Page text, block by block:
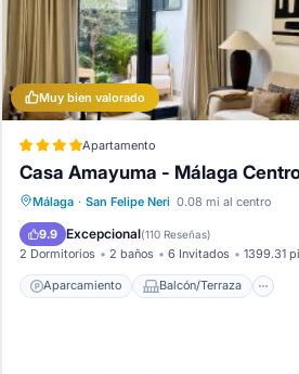
Muy bien valorado
Apartamento
Casa Amayuma - Málaga
Málaga · San Felipe Neri 0.08 mi al centro
9.9 Excepcional(110 Reseñas)
2 Dormitorios 2 baños 6 Invitados 1399.31
Aparcamiento Balcón/Terraza
Aparcamiento
Balcón/Terraza
Aire acondicionado